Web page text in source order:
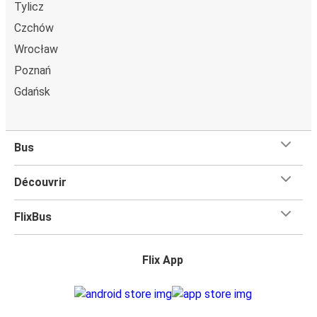
Tylicz
Czchów
Wrocław
Poznań
Gdańsk
Bus
Découvrir
FlixBus
Flix App